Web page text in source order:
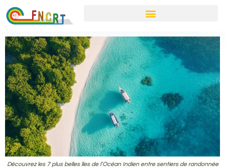
Découvrez les 7 plus belles îles de l’Océan Indien entre sentiers de randonnée